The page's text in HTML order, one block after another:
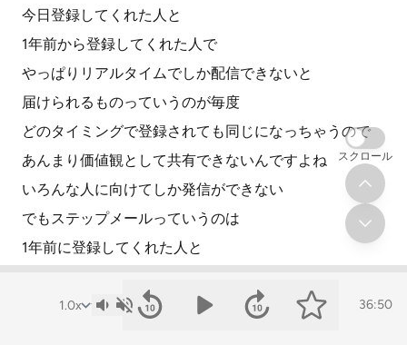
今日登録してくれた人と
1年前から登録してくれた人で
やっぱりリアルタイムでしか配信できないと
届けられるものっていうのが毎度
どのタイミングで登録されても同じになっちゃうので
あんまり価値観として共有できないんですよね
いろんな人に向けてしか発信ができない
でもステップメールっていうのは
1年前に登録してくれた人と
同じ内容を同じ順番に届けることができるので
36:50
スクロール